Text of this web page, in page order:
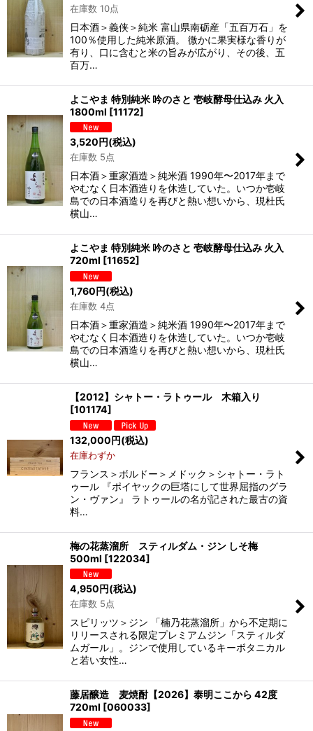
在庫数 10点
日本酒＞義侠＞純米 富山県南砺産「五百万石」を
100％使用した純米原酒。 微かに果実様な香りが
有り、口に含むと米の旨みが広がり、その後、五
百万…
よこやま 特別純米 吟のさと 壱岐酵母仕込み 火入
1800ml [11172]
3,520円(税込)
在庫数 5点
日本酒＞重家酒造＞純米酒 1990年〜2017年まで
やむなく日本酒造りを休造していた。いつか壱岐
島での日本酒造りを再びと熱い想いから、現杜氏
横山…
よこやま 特別純米 吟のさと 壱岐酵母仕込み 火入
720ml [11652]
1,760円(税込)
在庫数 4点
日本酒＞重家酒造＞純米酒 1990年〜2017年まで
やむなく日本酒造りを休造していた。いつか壱岐
島での日本酒造りを再びと熱い想いから、現杜氏
横山…
【2012】シャトー・ラトゥール 木箱入り
[101174]
132,000円(税込)
在庫わずか
フランス＞ボルドー＞メドック＞シャトー・ラト
ゥール 『ポイヤックの巨塔にして世界屈指のグラ
ン・ヴァン』 ラトゥールの名が記された最古の資
料…
梅の花蒸溜所 スティルダム・ジン しそ梅
500ml [122034]
4,950円(税込)
在庫数 5点
スピリッツ＞ジン 「楠乃花蒸溜所」から不定期に
リリースされる限定プレミアムジン「スティルダ
ムガール」。ジンで使用しているキーボタニカル
と若い女性…
藤居醸造 麦焼酎【2026】泰明ここから 42度
720ml [060033]